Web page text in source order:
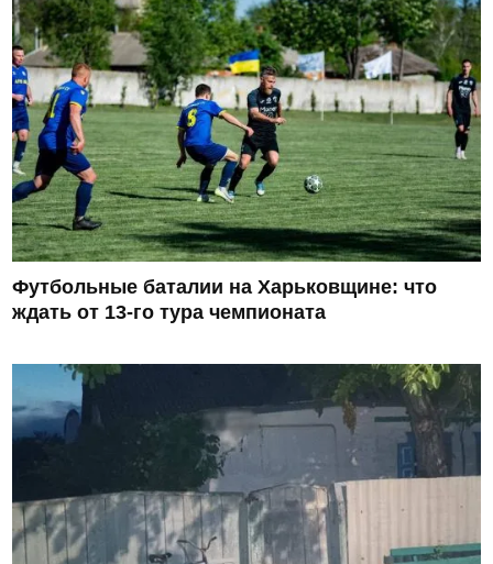
Футбольные баталии на Харьковщине: что
ждать от 13-го тура чемпионата